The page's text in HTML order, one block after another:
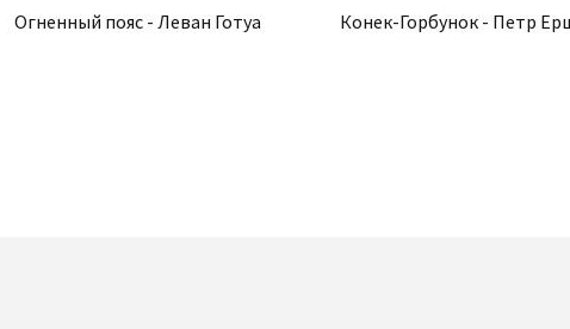
Огненный пояс - Леван Готуа Конек-Горбунок - Петр